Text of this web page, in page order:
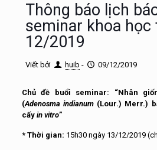
Thông báo lịch
seminar khoa học
12/2019
Viết bởi huib - 09/12/2019
Chủ đề buổi seminar: “Nhân
(Adenosma indianum (Lour.) Merr.)
cấy in vitro”
* Thời gian: 15h30 ngày 13/12/2019